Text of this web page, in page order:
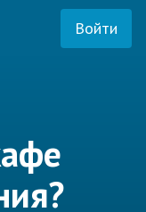
Войти